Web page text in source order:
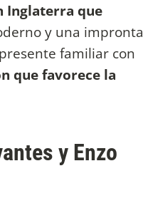
Inglaterra que
y una impronta
familiar con
que favorece la
y Enzo